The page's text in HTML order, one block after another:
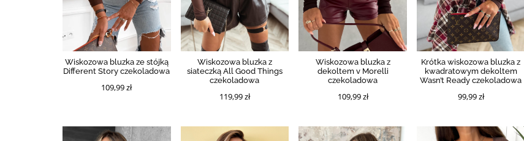
Wiskozowa bluzka ze stójką
Different Story czekoladowa
109,99 zł
Wiskozowa bluzka z
siateczką All Good Things
czekoladowa
119,99 zł
Wiskozowa bluzka z
dekoltem v Morelli
czekoladowa
109,99 zł
Krótka wiskozowa bluzka z
kwadratowym dekoltem
Wasn’t Ready czekoladowa
99,99 zł